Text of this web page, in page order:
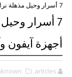
7 أسرار وحيل مذهلة نراهن أنك لا تعرفها عن أجهزة آيفون وآيباد
7 أسرار
أجهزة آيفون
,articles